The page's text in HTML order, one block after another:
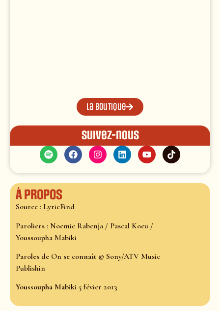
La boutique
Suivez-nous
À propos
Source : LyricFind
Paroliers : Noemie Rabenja / Pascal Koeu /
Youssoupha Mabiki
Paroles de On se connaît © Sony/ATV Music
Publishin
Youssoupha Mabiki 5 févier 2013